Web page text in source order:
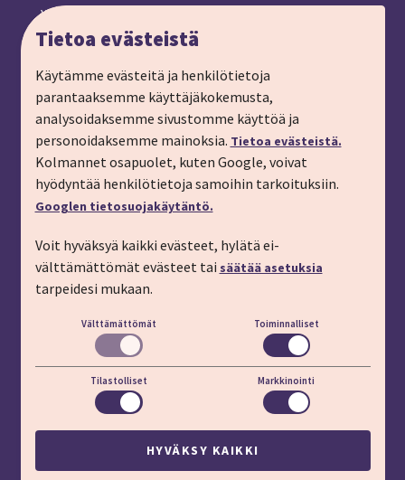
Yhteystiedot ja toimipiste
Anna palautetta
Ryhmämatkat, pyydä tarjous
Tilaa matkalahjakortti
Tilaa esite
Tilaa matkakirje sähköpostiin
Ilmoita passitiedot
Liity kanta-asiakkaaksi
Töihin IMT:lle
YHTEYSTIEDOT
Puhelin: 03 45 800 (pvm/mpm)
apu.imt.fi
LÖYDÄT MEIDÄT MYÖS
Tietoa evästeistä
Käytämme evästeitä ja henkilötietoja
parantaaksemme käyttäjäkokemusta,
analysoidaksemme sivustomme käyttöä ja
personoidaksemme mainoksia. Tietoa evästeistä.
Kolmannet osapuolet, kuten Google, voivat
hyödyntää henkilötietoja samoihin tarkoituksiin.
Googlen tietosuojakäytäntö.
Voit hyväksyä kaikki evästeet, hylätä ei-
välttämättömät evästeet tai säätää asetuksia
tarpeidesi mukaan.
Välttämättömät Toiminnalliset
Tilastolliset Markkinointi
HYVÄKSY KAIKKI